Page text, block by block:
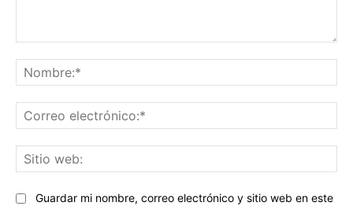
Guardar mi nombre, correo electrónico y sitio web en este